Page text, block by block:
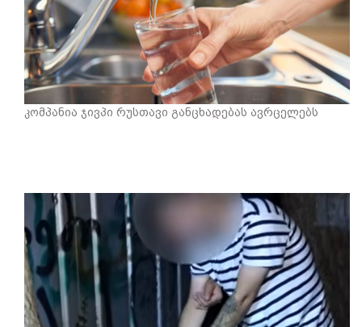
კომპანია ჯივპი რუსთავი განცხადებას ავრცელებს